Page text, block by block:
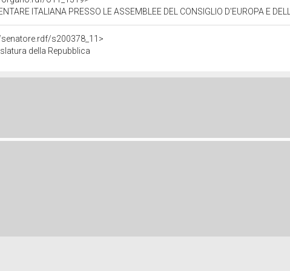
ITALIANA PRESSO LE ASSEMBLEE DEL CONSIGLIO D'EUROPA E
s200378_11>
della Repubblica